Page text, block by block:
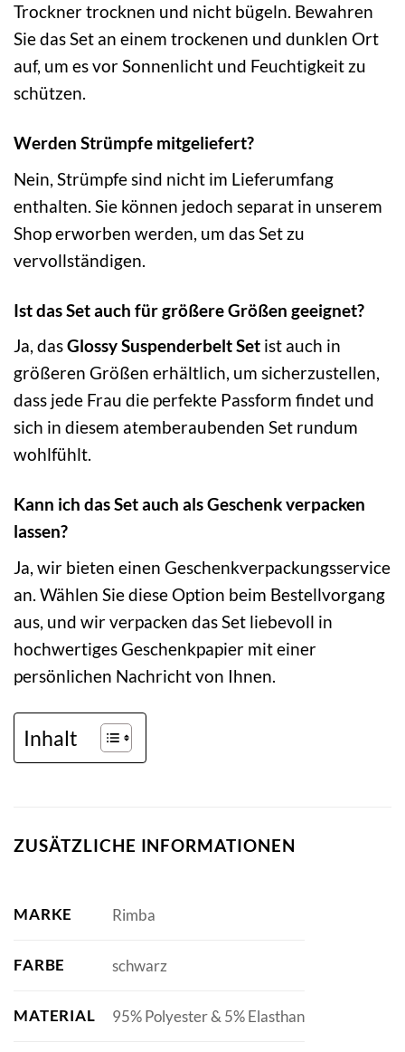
Trockner trocknen und nicht bügeln. Bewahren
Sie das Set an einem trockenen und dunklen Ort
auf, um es vor Sonnenlicht und Feuchtigkeit zu
schützen.
Werden Strümpfe mitgeliefert?
Nein, Strümpfe sind nicht im Lieferumfang
enthalten. Sie können jedoch separat in unserem
Shop erworben werden, um das Set zu
vervollständigen.
Ist das Set auch für größere Größen geeignet?
Ja, dasGlossy Suspenderbelt Set ist auch in
größeren Größen erhältlich, um sicherzustellen,
dass jede Frau die perfekte Passform findet und
sich in diesem atemberaubenden Set rundum
wohlfühlt.
Kann ich das Set auch als Geschenk verpacken
lassen?
Ja, wir bieten einen Geschenkverpackungsservice
an. Wählen Sie diese Option beim Bestellvorgang
aus, und wir verpacken das Set liebevoll in
hochwertiges Geschenkpapier mit einer
persönlichen Nachricht von Ihnen.
Inhalt
ZUSÄTZLICHE INFORMATIONEN
MARKE Rimba
FARBE schwarz
MATERIAL 95% Polyester & 5% Elasthan